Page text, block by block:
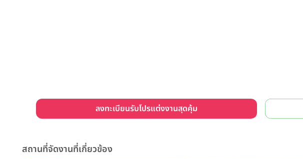
ลงทะเบียนรับโปรแต่งงานสุดคุ้ม
สถานที่จัดงานที่เกี่ยวข้อง